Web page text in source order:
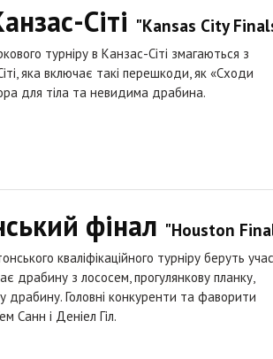
Сіті "Kansas City
турніру в Канзас-Сіті змагаються з
яка включає такі перешкоди, як «Сходи
для тіла та невидима драбина.
фінал "Houston
кваліфікаційного турніру беруть
драбину з лососем, прогулянкову планку,
драбину. Головні конкуренти та фаворити
Санн і Деніел Гіл.